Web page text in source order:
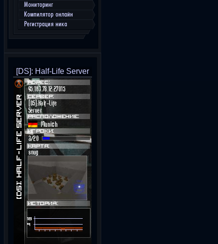
Мониторинг
Компилятор онлайн
Регистрация ника
[DS]: Half-Life Server